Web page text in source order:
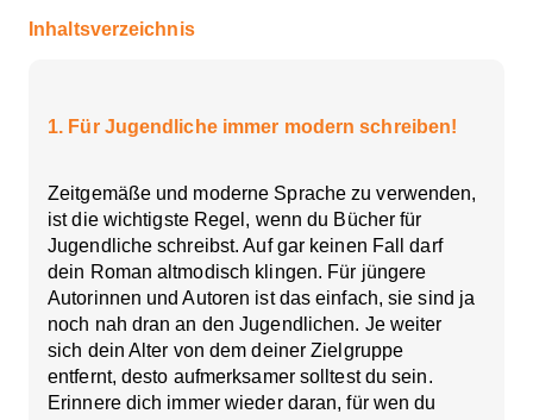
Inhaltsverzeichnis
1. Für Jugendliche immer modern schreiben!
Zeitgemäße und moderne Sprache zu verwenden,
ist die wichtigste Regel, wenn du Bücher für
Jugendliche schreibst. Auf gar keinen Fall darf
dein Roman altmodisch klingen. Für jüngere
Autorinnen und Autoren ist das einfach, sie sind ja
noch nah dran an den Jugendlichen. Je weiter
sich dein Alter von dem deiner Zielgruppe
entfernt, desto aufmerksamer solltest du sein.
Erinnere dich immer wieder daran, für wen du